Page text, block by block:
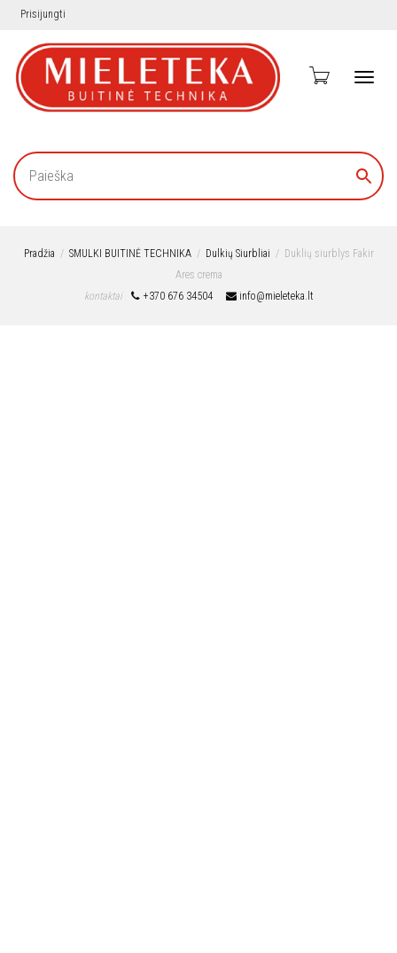
Prisijungti
Pradžia SMULKI BUITINĖ TECHNIKA Dulkių Siurbliai
Duklių siurblys Fakir
Ares crema
kontaktai
+370 676 34504 info@mieleteka.lt